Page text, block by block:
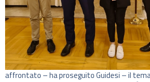
affrontato – ha proseguito Guidesi – il